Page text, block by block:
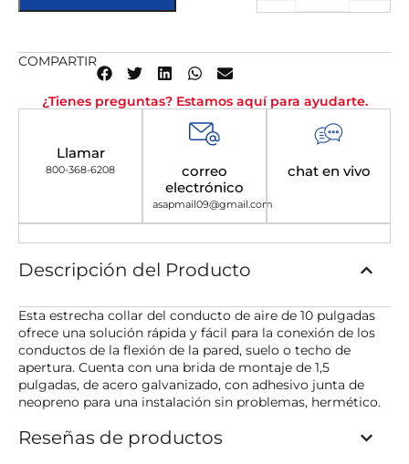
COMPARTIR
¿Tienes preguntas? Estamos aquí para ayudarte.
Llamar
800-368-6208
correo
electrónico
asapmail09@gmail.com
chat en vivo
Descripción del Producto
Esta estrecha collar del conducto de aire de 10 pulgadas
ofrece una solución rápida y fácil para la conexión de los
conductos de la flexión de la pared, suelo o techo de
apertura. Cuenta con una brida de montaje de 1,5
pulgadas, de acero galvanizado, con adhesivo junta de
neopreno para una instalación sin problemas, hermético.
Reseñas de productos